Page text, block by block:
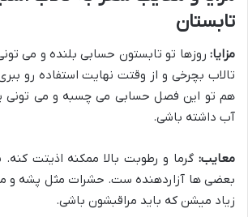
تابستان
مزایا: روزها تو تابستون حسابی بلنده و می
تالاب بچرخی و از وقتت نهایت استفاده رو
هم تو این فصل حسابی می چسبه و می تونی
آب داشته باشی.
معایب: گرما و رطوبت بالا ممکنه اذیتت
بعضی ها آزاردهنده ست. حشرات مثل پشه و
زیاد میشن که باید مراقبشون باشی.